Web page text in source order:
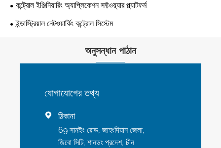
কন্ট্রোল ইঞ্জিনিয়ারিং অ্যাপ্লিকেশন সফ্টওয়্যার প্ল্যাটফর্ম
ইন্ডাস্ট্রিয়াল নেটওয়ার্কিং কন্ট্রোল সিস্টেম
অনুসন্ধান পাঠান
যোগাযোগের তথ্য
 ঠিকানা
69 সানইং রোড, জাহংদিয়ান জেলা,
জিবো সিটি, শানডং প্রদেশ, চীন